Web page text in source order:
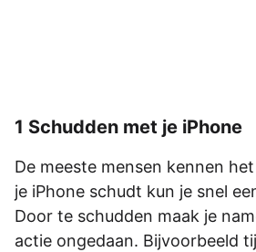
1 Schudden met je iPhone
De meeste mensen kennen
je iPhone schudt kun je snel
Door te schudden maak je
actie ongedaan. Bijvoorbeeld